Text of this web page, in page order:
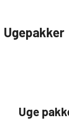
Ugepakker
Uge